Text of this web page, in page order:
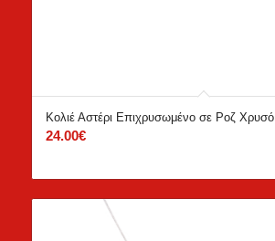
Κολιέ Αστέρι Επιχρυσωμένο σε Ροζ Χρυσό
24.00€